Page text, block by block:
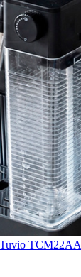
TCM22AA